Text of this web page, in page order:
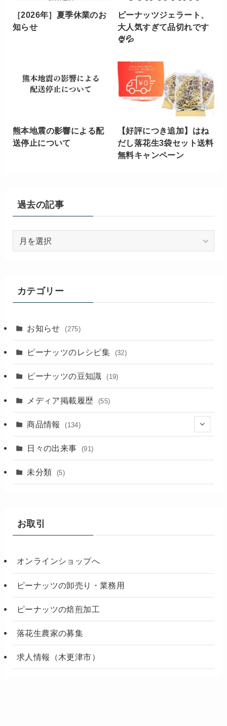
［2026年］夏季休業のお
知らせ
ピーナッツジェラート、
大人気すぎて品切れです
🍨💦
熊本地震の影響による配
送停止について
【好評につき追加】はね
だし落花生3袋セット送料
無料キャンペーン
過去の記事
カテゴリー
お知らせ (275)
ピーナッツのレシピ集 (32)
ピーナッツの豆知識 (19)
メディア掲載履歴 (55)
商品情報 (134)
(18)
日々の出来事 (91)
未分類 (5)
お取引
オンラインショップへ
ピーナッツの卸売り・業務用
ピーナッツの焙煎加工
落花生農家の募集
求人情報（木更津市）